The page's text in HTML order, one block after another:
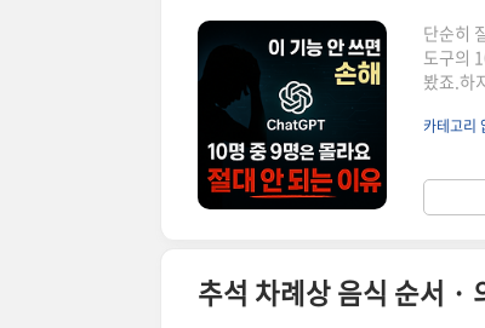
단순히
도구의
봤죠.하
놓치고
을 끝
카테고리
추석 차례상 음식 순서 ·